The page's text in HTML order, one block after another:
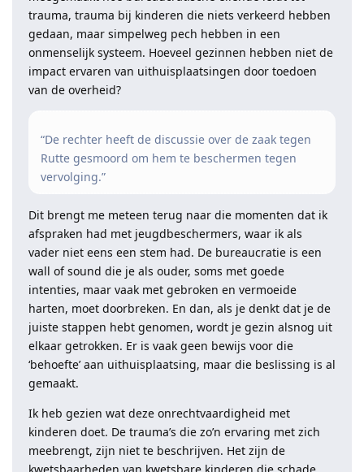
trauma, trauma bij kinderen die niets verkeerd hebben
gedaan, maar simpelweg pech hebben in een
onmenselijk systeem. Hoeveel gezinnen hebben niet de
impact ervaren van uithuisplaatsingen door toedoen
van de overheid?
“De rechter heeft de discussie over de zaak tegen
Rutte gesmoord om hem te beschermen tegen
vervolging.”
Dit brengt me meteen terug naar die momenten dat ik
afspraken had met jeugdbeschermers, waar ik als
vader niet eens een stem had. De bureaucratie is een
wall of sound die je als ouder, soms met goede
intenties, maar vaak met gebroken en vermoeide
harten, moet doorbreken. En dan, als je denkt dat je de
juiste stappen hebt genomen, wordt je gezin alsnog uit
elkaar getrokken. Er is vaak geen bewijs voor die
‘behoefte’ aan uithuisplaatsing, maar die beslissing is al
gemaakt.
Ik heb gezien wat deze onrechtvaardigheid met
kinderen doet. De trauma’s die zo’n ervaring met zich
meebrengt, zijn niet te beschrijven. Het zijn de
kwetsbaarheden van kwetsbare kinderen die schade